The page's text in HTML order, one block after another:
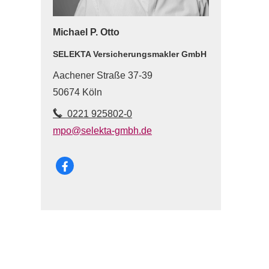
Michael P. Otto
SELEKTA Ver­sicherungs­makler GmbH
Aachener Straße 37-39
50674 Köln
0221 925802-0
mpo@selekta-gmbh.de